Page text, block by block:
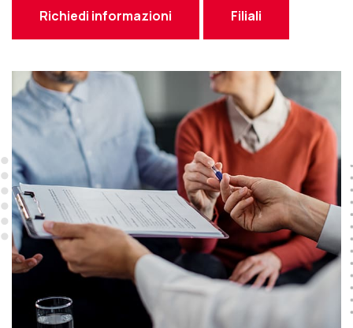
Richiedi informazioni Filiali